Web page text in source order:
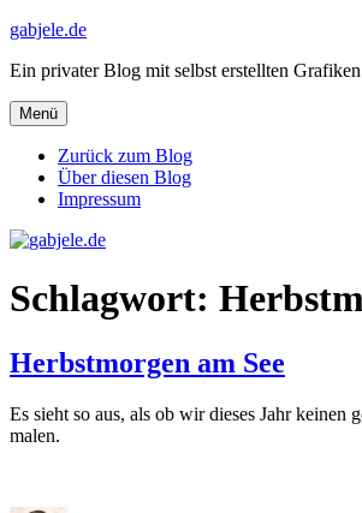
Zum
springen
gabjele.de
Ein privater Blog mit selbst erstellten Grafiken
Menü
Zurück zum Blog
Über diesen Blog
Impressum
Schlagwort:
Herbstmorgen am See
Es sieht so aus, als ob wir dieses Jahr
malen.